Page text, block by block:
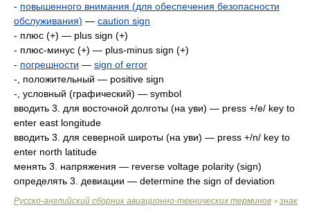
- повышенного внимания (для обеспечения безопасности
обслуживания) — caution sign
- плюс (+) — plus sign (+)
- плюс-минус (+) — plus-minus sign (+)
- погрешности — sign of error
-, положительный — positive sign
-, условный (графический) — symbol
вводить 3. для восточной долготы (на уви) — press +/e/ key to
enter east longitude
вводить 3. для северной шиpоты (на уви) — press +/n/ key to
enter north latitude
менять 3. напряжения — reverse voltage polarity (sign)
определять 3. девиации — determine the sign of deviation
Русско-английский сборник авиационно-технических терминов > знак